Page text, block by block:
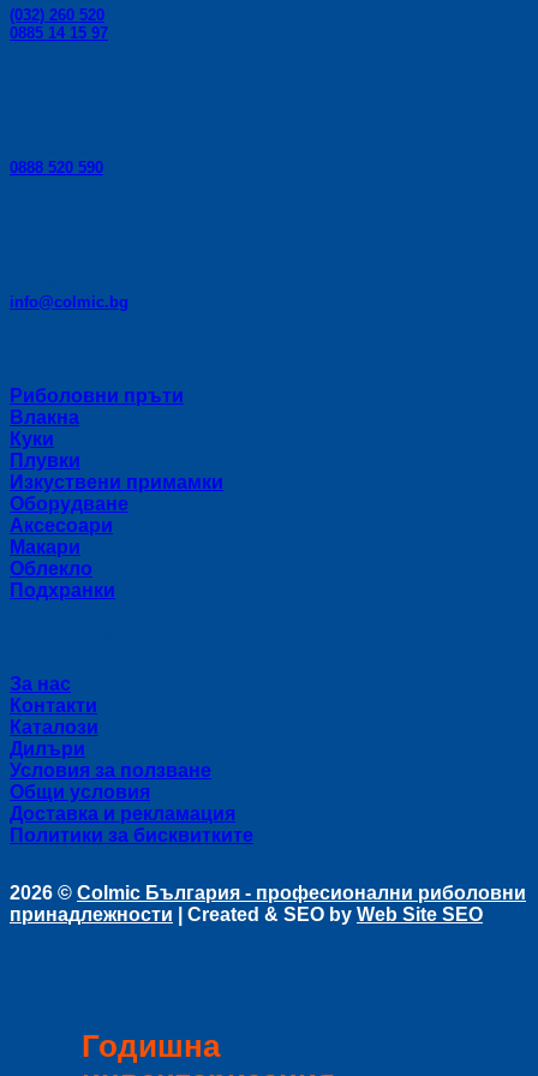
(032) 260 520
0885 14 15 97
0888 520 590
info@colmic.bg
Риболовни пръти
Влакна
Куки
Плувки
Изкуствени примамки
Оборудване
Аксесоари
Макари
Облекло
Подхранки
За нас
Контакти
Каталози
Дилъри
Условия за ползване
Общи условия
Доставка и рекламация
Политики за бисквитките
2026 © Colmic България - професионални риболовни
принадлежности | Created & SEO by Web Site SEO
Годишна